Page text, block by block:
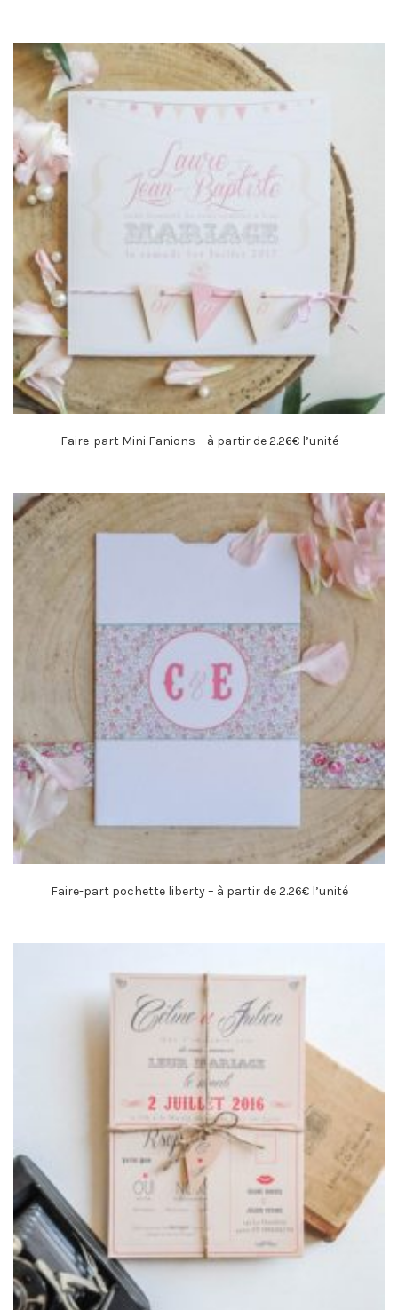
Faire-part Mini Fanions – à partir de 2.26€ l’unité
Faire-part pochette liberty – à partir de 2.26€ l’unité